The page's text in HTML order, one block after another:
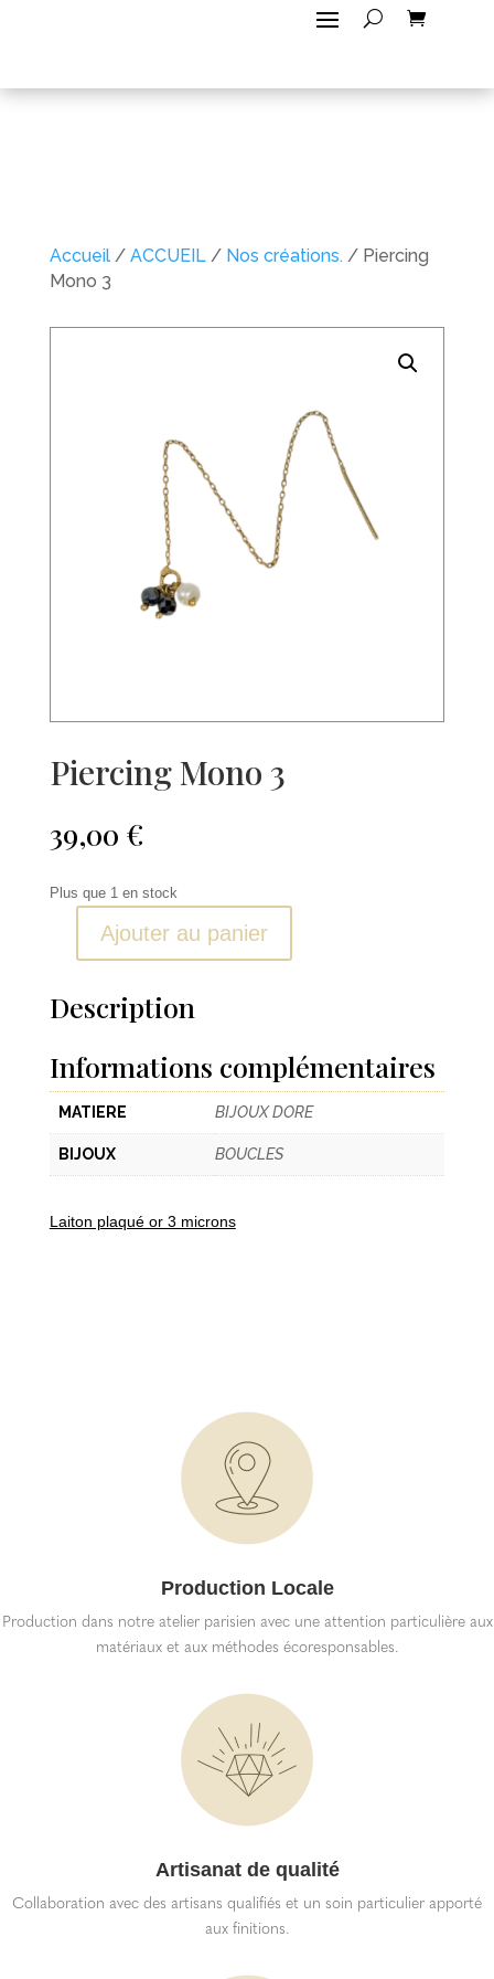
Accueil/ ACCUEIL/ Nos créations./ Piercing
Mono 3
Piercing Mono 3
39,00 €
Plus que 1 en stock
quantité
Piercing
Mono
Ajouter au panier
Description
Informations complémentaires
MATIERE BIJOUX DORE
BIJOUX BOUCLES
Laiton plaqué or 3 microns
Production Locale
Production dans notre atelier parisien avec une attention particulière aux
matériaux et aux méthodes écoresponsables.
Artisanat de qualité
Collaboration avec des artisans qualifiés et un soin particulier apporté
aux finitions.